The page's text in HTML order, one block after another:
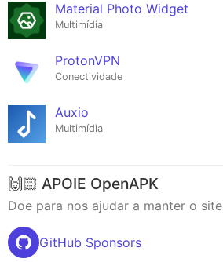
Material Photo Widget
Multimídia
ProtonVPN
Conectividade
Auxio
Multimídia
🙌🏻 APOIE OpenAPK
Doe para nos ajudar a manter o site
GitHub Sponsors